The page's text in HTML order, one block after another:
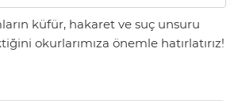
küfür, hakaret ve suç unsuru
okurlarımıza önemle hatırlatırız!